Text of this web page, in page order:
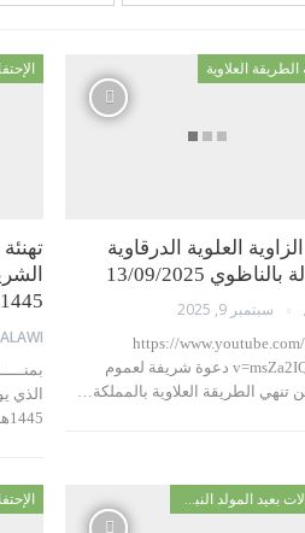
العلاوية
العلوية الدرقاوية
13/09/2025
سبتمبر 9, 2025
https://
v=msZa2IQuD2M دعوة شريفة لعموم
تنهي الطريقة العلاوية بالمملكة…
1445هـ موافق لـ 28 شتنبر 2023م…
الإحتفالات بعيد المولد النبوي